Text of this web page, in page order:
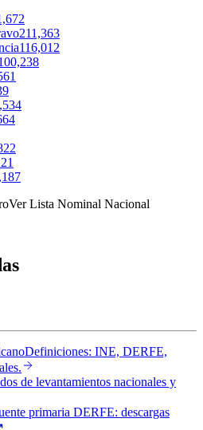
211,363
116,012
Ver Lista Nominal Nacional
Definiciones: INE, DERFE,
de levantamientos nacionales y
primaria DERFE: descargas